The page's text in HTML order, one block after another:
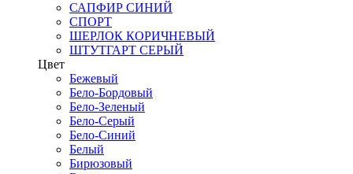
САПФИР СИНИЙ
СПОРТ
ШЕРЛОК КОРИЧНЕВЫЙ
ШТУТГАРТ СЕРЫЙ
Цвет
Бежевый
Бело-Бордовый
Бело-Зеленый
Бело-Серый
Бело-Синий
Белый
Бирюзовый